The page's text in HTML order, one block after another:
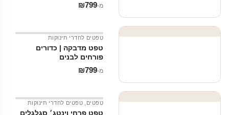
מ‑ ₪799
טפטים לחדרי תינוקות
טפט מדבקה | כדורים
פורחים לבנים
מ‑ ₪799
טפטים , טפטים לחדרי תינוקות
טפט פרחי וינטג׳ סגלגלים